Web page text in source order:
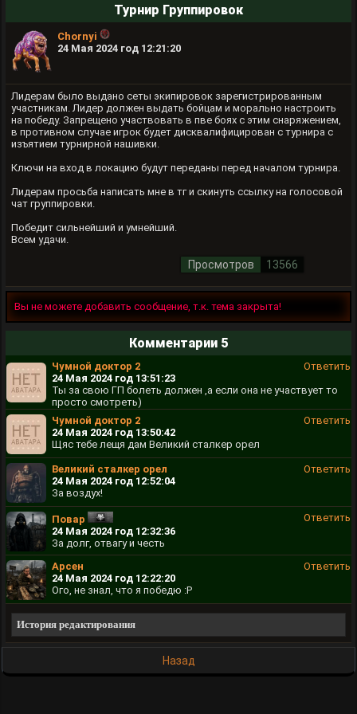
Турнир Группировок
Chornyi
24 Мая 2024 год 12:21:20
Лидерам было выдано сеты экипировок зарегистрированным
участникам. Лидер должен выдать бойцам и морально настроить
на победу. Запрещено участвовать в пве боях с этим снаряжением,
в противном случае игрок будет дисквалифицирован с турнира с
изъятием турнирной нашивки.
Ключи на вход в локацию будут переданы перед началом турнира.
Лидерам просьба написать мне в тг и скинуть ссылку на голосовой
чат группировки.
Победит сильнейший и умнейший.
Всем удачи.
Просмотров 13566
Вы не можете добавить сообщение, т.к. тема закрыта!
Комментарии 5
Чумной доктор 2
Ответить
24 Мая 2024 год 13:51:23
Ты за свою ГП болеть должен ,а если она не участвует то
просто смотреть)
Чумной доктор 2
Ответить
24 Мая 2024 год 13:50:42
Щяс тебе лещя дам Великий сталкер орел
Великий сталкер орел
Ответить
24 Мая 2024 год 12:52:04
За воздух!
Повар
Ответить
24 Мая 2024 год 12:32:36
За долг, отвагу и честь
Арсен
Ответить
24 Мая 2024 год 12:22:20
Ого, не знал, что я победю :Р
История редактирования
Назад